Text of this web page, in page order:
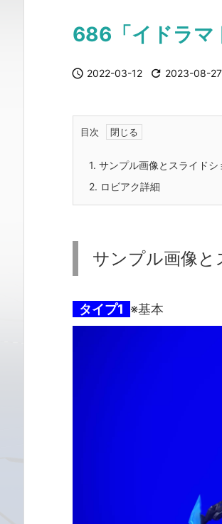
686「イドラマ
 2022-03-12  2023-08-27
目次
1. サンプル画像とスライドシ
2. ロビアク詳細
サンプル画像
タイプ1 ※基本